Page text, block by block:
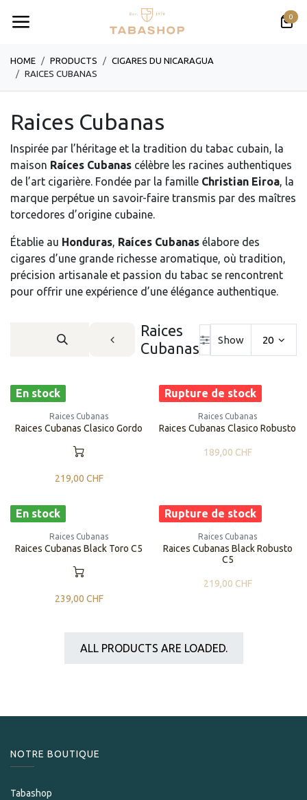
0
HOME PRODUCTS
CIGARES DU NICARAGUA
RAICES CUBANAS
Raices Cubanas
Inspirée par l’héritage et la tradition du tabac cubain, la
maison Raíces Cubanas célèbre les racines authentiques
de l’art cigarière. Fondée par la famille Christian Eiroa, la
marque perpétue un savoir-faire transmis par des maîtres
torcedores d’origine cubaine.
Établie au Honduras, Raíces Cubanas élabore des
cigares d’une grande richesse aromatique, où tradition,
précision artisanale et passion du tabac se rencontrent
pour offrir une expérience d’une élégance authentique.
Raices
Cubanas
Show 20
En stock
Raices Cubanas
Raices Cubanas Clasico Gordo
219,00 CHF
Rupture de stock
Raices Cubanas
Raices Cubanas Clasico Robusto
189,00 CHF
En stock
Raices Cubanas
Raices Cubanas Black Toro C5
239,00 CHF
Rupture de stock
Raices Cubanas
Raices Cubanas Black Robusto
C5
219,00 CHF
ALL PRODUCTS ARE LOADED.
NOTRE BOUTIQUE
Tabashop